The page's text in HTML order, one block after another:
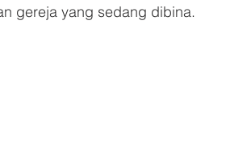
gereja yang sedang dibina.